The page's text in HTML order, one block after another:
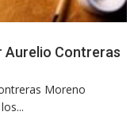
Aurelio Contreras
Moreno